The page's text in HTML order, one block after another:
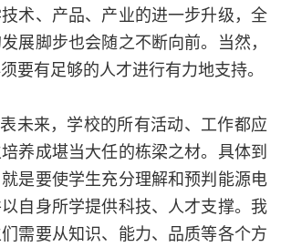
术、产品、产业的进一步升级，全
展脚步也会随之不断向前。当然，
要有足够的人才进行有力地支持。
来，学校的所有活动、工作都应
养成堪当大任的栋梁之材。具体到
是要使学生充分理解和预判能源电
自身所学提供科技、人才支撑。我
需要从知识、能力、品质等各个方